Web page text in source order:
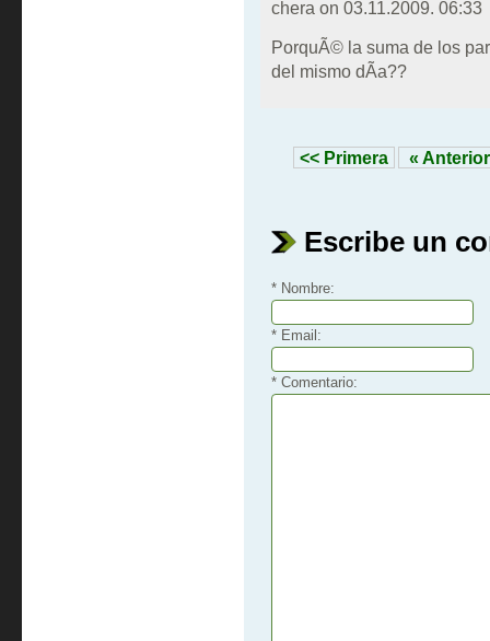
chera on 03.11.2009. 06:33
PorquÃ© la suma de los
del mismo dÃ­a??
<< Primera « Anterior
Escribe un
* Nombre:
* Email:
* Comentario: